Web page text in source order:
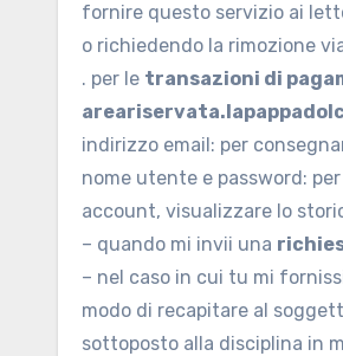
fornire questo servizio ai
o richiedendo la rimozione
. per le transazioni di
indirizzo email: per
nome utente e password:
account, visualizzare lo
– quando mi invii una
– nel caso in cui tu mi
modo di recapitare al
sottoposto alla disciplina in